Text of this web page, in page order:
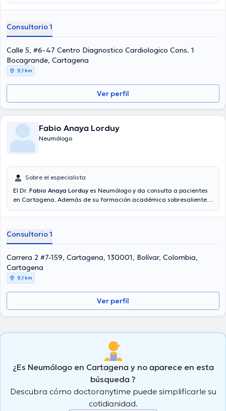
de especialidad. El médico lleva más de años de experiencia laboral
miembro de diversas asociaciones médicas. Carmelo Rafael
Duenas Castell ha contribuido en considerables conferencias con la
meta de tener una formación continua en su ámbito de
especialización y ha publicado diversas ediciones. Español son los
idiomas usados por el Dr.
Consultorio 1
Calle 5, #6-47 Centro Diagnostico Cardiologico Cons. 1
Bocagrande, Cartagena
9,1 km
Ver perfil
Fabio Anaya Lorduy
Neumólogo
Sobre el especialista
El Dr. Fabio Anaya Lorduy es Neumólogo y da consulta a pacientes
en Cartagena. Además de su formación académica sobresaliente,
profesional de la salud tiene varios años de experiencia laboral en
miembro de diversas asociaciones médicas. Fabio Anaya Lorduy ha
intervenido en diversas conferencias con el objetivo de tener una
formación continua en su disciplina de especialización y ha
compartido importantes artículos. Finalmente, el profesional de la
salud puede hablar en Español.
Consultorio 1
Carrera 2 #7-159, Cartagena, 130001, Bolívar, Colombia,
Cartagena
9,1 km
Ver perfil
¿Es Neumólogo en Cartagena y no aparece en esta
búsqueda ?
Descubra cómo doctoranytime puede simplificarle su
cotidianidad.